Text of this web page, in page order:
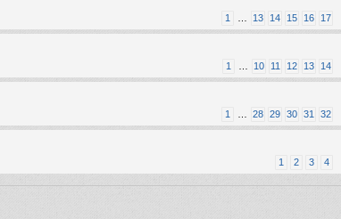
1 … 13 14 15 16 17
1 … 10 11 12 13 14
1 … 28 29 30 31 32
1 2 3 4